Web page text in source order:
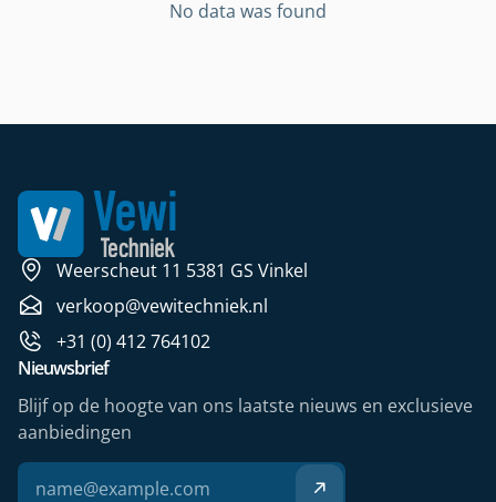
No data was found
Weerscheut 11 5381 GS Vinkel
verkoop@vewitechniek.nl
+31 (0) 412 764102
Nieuwsbrief
Blijf op de hoogte van ons laatste nieuws en exclusieve
aanbiedingen